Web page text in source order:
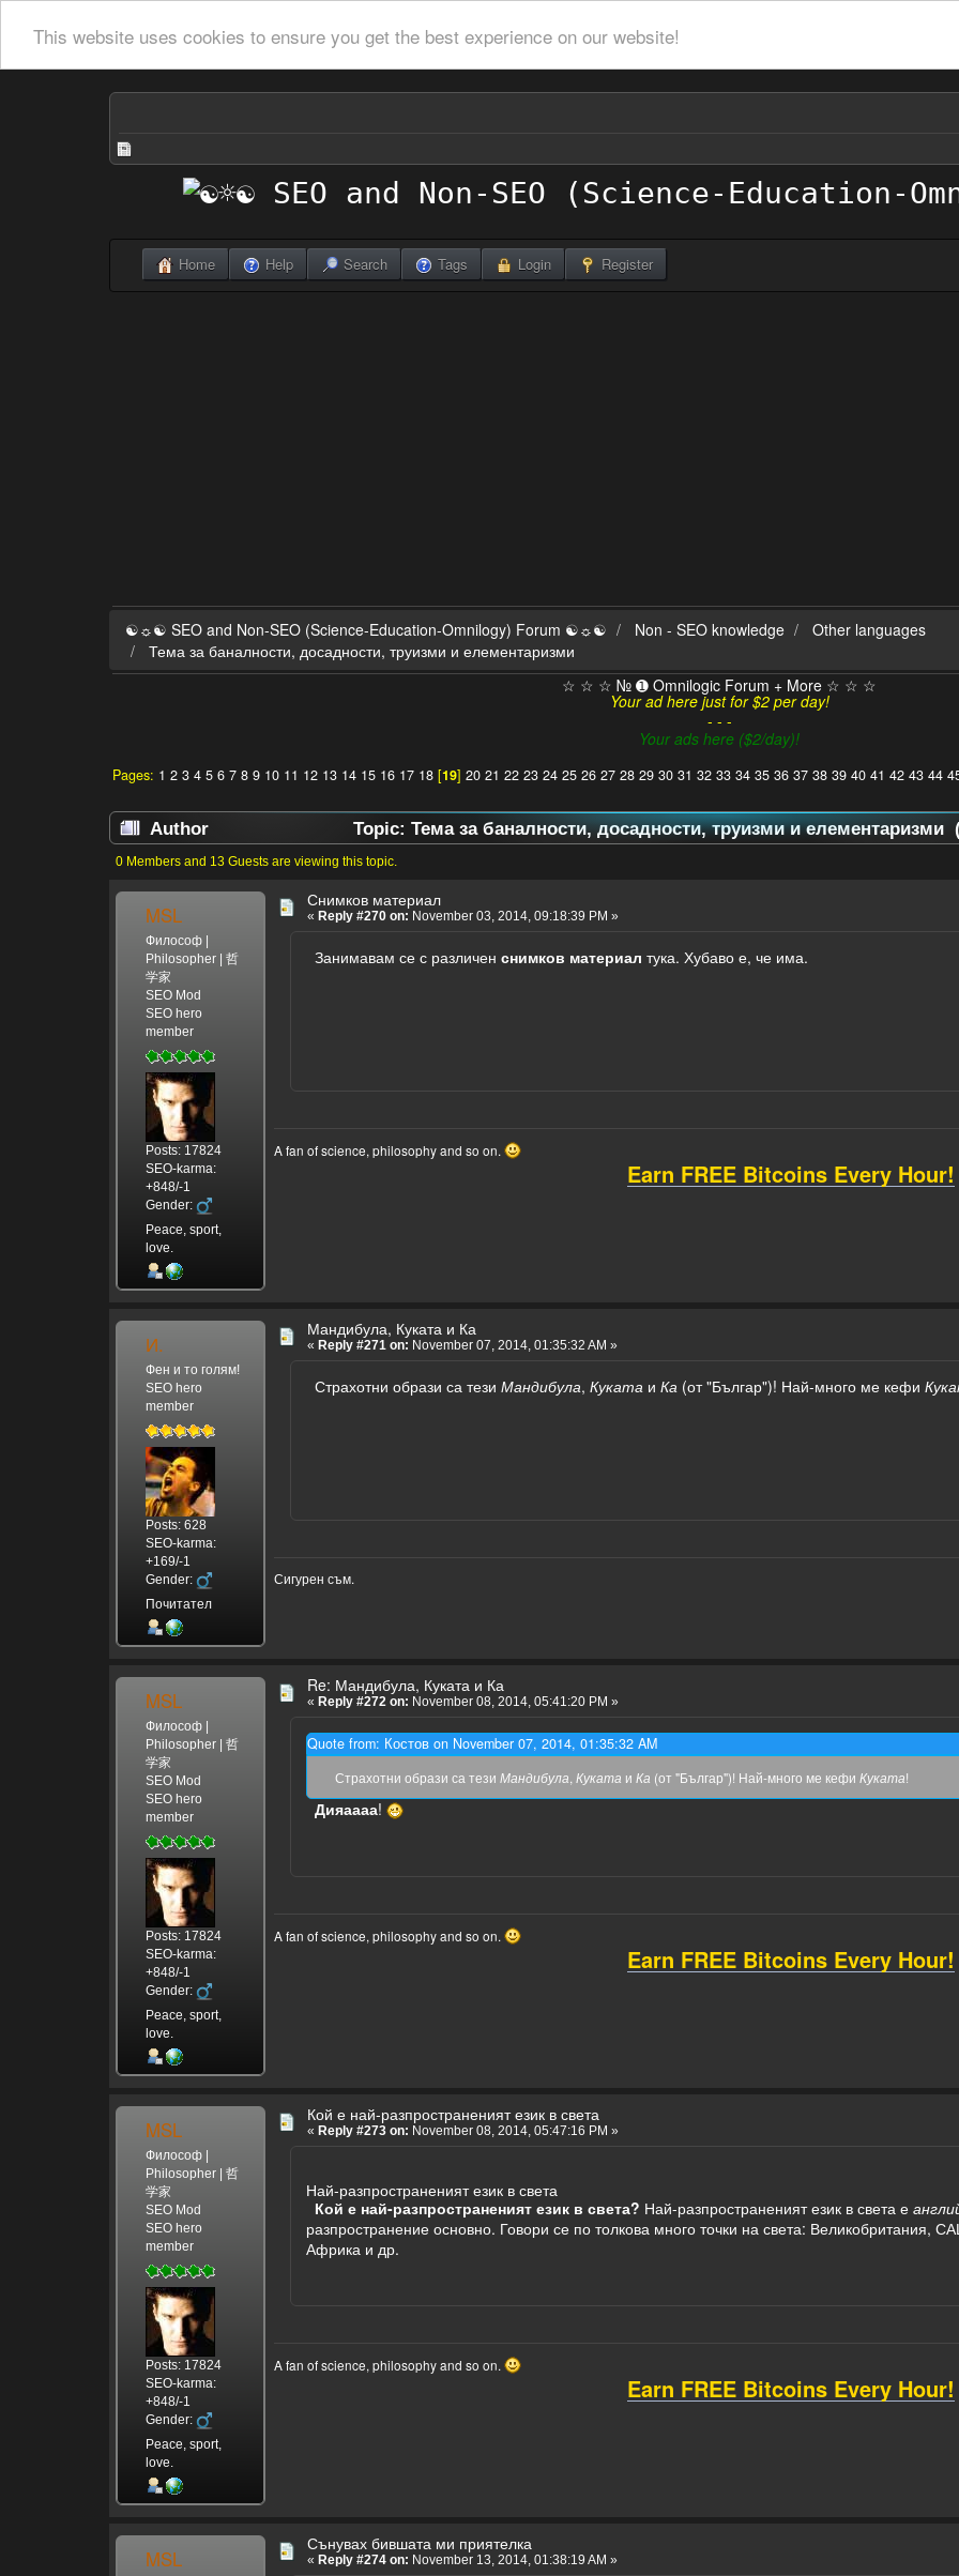
This website uses cookies to ensure you get the best experience on our website!
Home Help Search Tags Login Register
☯☼☯ SEO and Non-SEO (Science-Education-Omnilogy) Forum ☯☼☯ Non - SEO knowledge
Other languages
Тема за баналности, досадности, труизми и елементаризми
☆ ☆ ☆ № ➊ Omnilogic Forum + More ☆ ☆ ☆
Your ad here just for $2 per day!
- - -
Your ads here ($2/day)!
Pages: 1 2 3 4 5 6 7 8 9 10 11 12 13 14 15 16 17 18[19] 20 21 22 23 24 25 26 27 28 29 30 31 32 33 34 35 36 37 38 39 40 41 42 43 44
Author Topic: Тема за баналности, досадности, труизми и елементаризми
0 Members and 13 Guests are viewing this topic.
MSL
Философ |
Philosopher | 哲
学家
SEO Mod
SEO hero
member
Posts: 17824
SEO-karma:
+848/-1
Gender:
Peace, sport,
love.
Снимков материал
« Reply #270 on: November 03, 2014, 09:18:39 PM »
Занимавам се с различен снимков материал тука. Хубаво е, че има.
A fan of science, philosophy and so on.
Earn FREE Bitcoins Every Hour!
И.
Фен и то голям!
SEO hero
member
Posts: 628
SEO-karma:
+169/-1
Gender:
Почитател
Мандибула, Куката и Ка
« Reply #271 on: November 07, 2014, 01:35:32 AM »
Страхотни образи са тези Мандибула, Куката и Ка (от "Българ")! Най-много ме кефи
Сигурен съм.
MSL
Философ |
Philosopher | 哲
学家
SEO Mod
SEO hero
member
Posts: 17824
SEO-karma:
+848/-1
Gender:
Peace, sport,
love.
Re: Мандибула, Куката и Ка
« Reply #272 on: November 08, 2014, 05:41:20 PM »
Quote from: Костов on November 07, 2014, 01:35:32 AM
Страхотни образи са тези Мандибула Куката и Ка (от "Българ")! Най-много ме кефи Куката!
Дияаааа!
A fan of science, philosophy and so on.
Earn FREE Bitcoins Every Hour!
MSL
Философ |
Philosopher | 哲
学家
SEO Mod
SEO hero
member
Posts: 17824
SEO-karma:
+848/-1
Gender:
Peace, sport,
love.
Кой е най-разпространеният език в света
« Reply #273 on: November 08, 2014, 05:47:16 PM »
Най-разпространеният език в света
Кой е най-разпространеният език в света? Най-разпространеният език в света е
разпространение основно. Говори се по толкова много точки на света:
Африка и др.
A fan of science, philosophy and so on.
Earn FREE Bitcoins Every Hour!
MSL
Сънувах бившата ми приятелка
« Reply #274 on: November 13, 2014, 01:38:19 AM »